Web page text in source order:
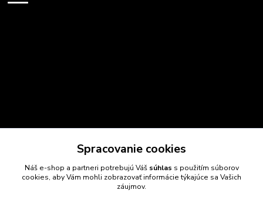
Spracovanie cookies
Náš e-shop a partneri potrebujú Váš súhlas s použitím súborov
cookies, aby Vám mohli zobrazovať informácie týkajúce sa Vašich
záujmov.